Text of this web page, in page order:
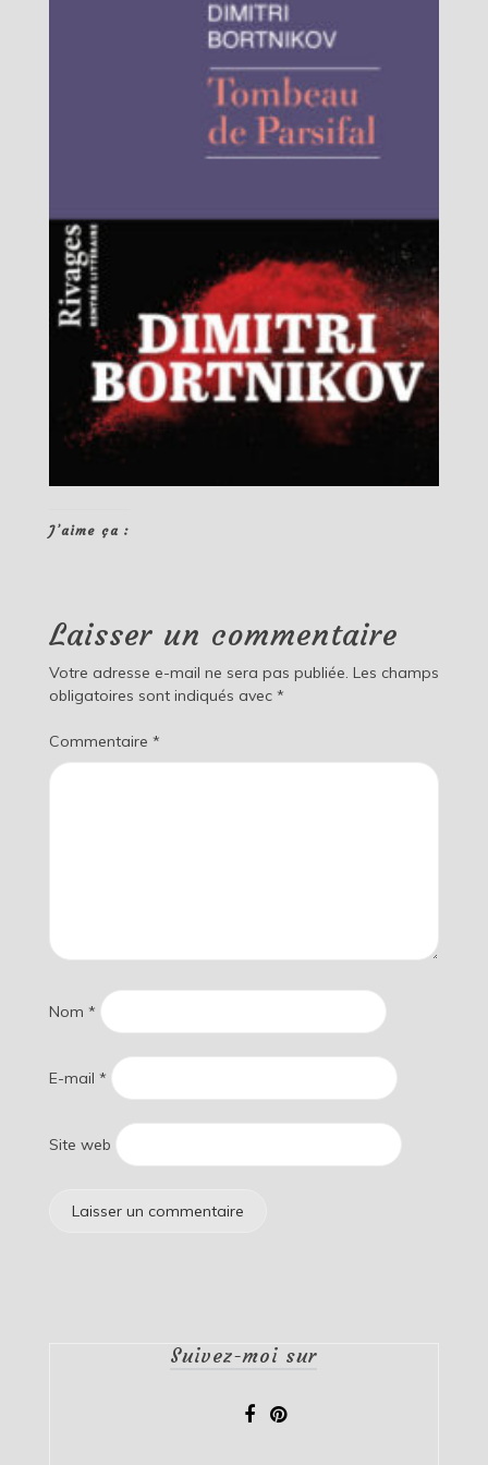
J’aime ça :
Laisser un commentaire
Votre adresse e-mail ne sera pas publiée. Les champs
obligatoires sont indiqués avec *
Commentaire *
Nom *
E-mail *
Site web
Suivez-moi sur